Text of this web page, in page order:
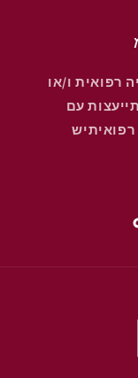
רפואית ו/או
עם